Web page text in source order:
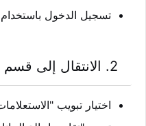
تسجيل الدخول باستخدام
2. الانتقال إلى قسم
اختيار تبويب